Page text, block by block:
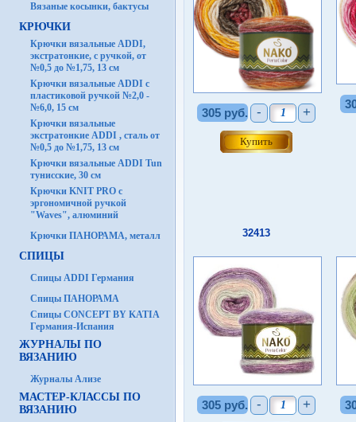
Вязаные косынки, бактусы
КРЮЧКИ
Крючки вязальные ADDI,
экстратонкие, с ручкой, от
№0,5 до №1,75, 13 см
Крючки вязальные ADDI с
пластиковой ручкой №2,0 -
№6,0, 15 см
Крючки вязальные
экстратонкие ADDI , сталь от
№0,5 до №1,75, 13 см
Крючки вязальные ADDI Tun
тунисские, 30 см
Крючки KNIT PRO с
эргономичной ручкой
"Waves", алюминий
Крючки ПАНОРАМА, металл
СПИЦЫ
Спицы ADDI Германия
Спицы ПАНОРАМА
Спицы CONCEPT BY KATIA
Германия-Испания
ЖУРНАЛЫ ПО
ВЯЗАНИЮ
Журналы Ализе
МАСТЕР-КЛАССЫ ПО
ВЯЗАНИЮ
305 руб. - +
32413
305 руб. - +